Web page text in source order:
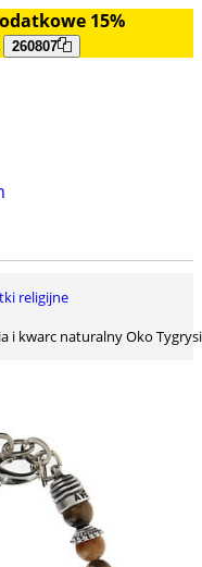
15%
260807
religijne
i kwarc naturalny Oko